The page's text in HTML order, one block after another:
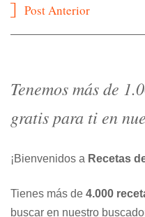
Navegación
Post Anterior
Tenemos más de
gratis para ti en
¡Bienvenidos a Recetas
Tienes más de 4.000
buscar en nuestro